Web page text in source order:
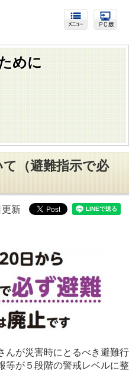
めに
（避難指示で必
新
が災害時にとるべき避難行
等が５段階の警戒レベルに整